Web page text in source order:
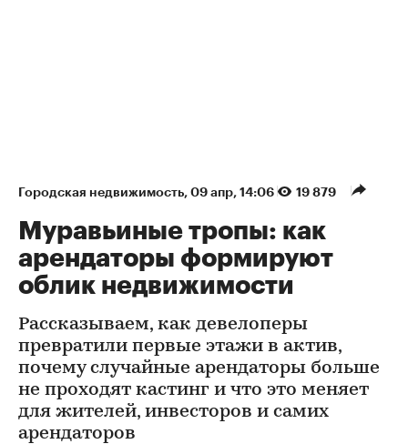
Городская недвижимость 09 апр, 14:06 19 879
Муравьиные тропы: как
арендаторы формируют
облик недвижимости
Рассказываем, как девелоперы
превратили первые этажи в актив,
почему случайные арендаторы больше
не проходят кастинг и что это меняет
для жителей, инвесторов и самих
арендаторов